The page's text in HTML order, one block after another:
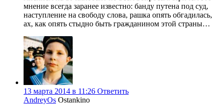
мнение всегда заранее известно: банду путена под суд,
наступление на свободу слова, рашка опять обгадилась,
ах, как опять стыдно быть гражданином этой страны…
13 марта 2014 в 11:26 Ответить
AndreyOs Ostankino